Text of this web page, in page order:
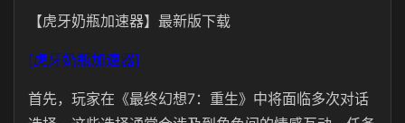
【虎牙奶瓶加速器】最新版下载
[虎牙奶瓶加速器]
首先，玩家在《最终幻想7：重生》中将面临多次对话